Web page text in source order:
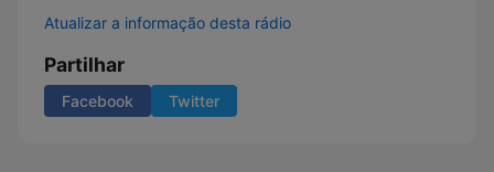
Atualizar a informação desta rádio
Partilhar
Facebook Twitter